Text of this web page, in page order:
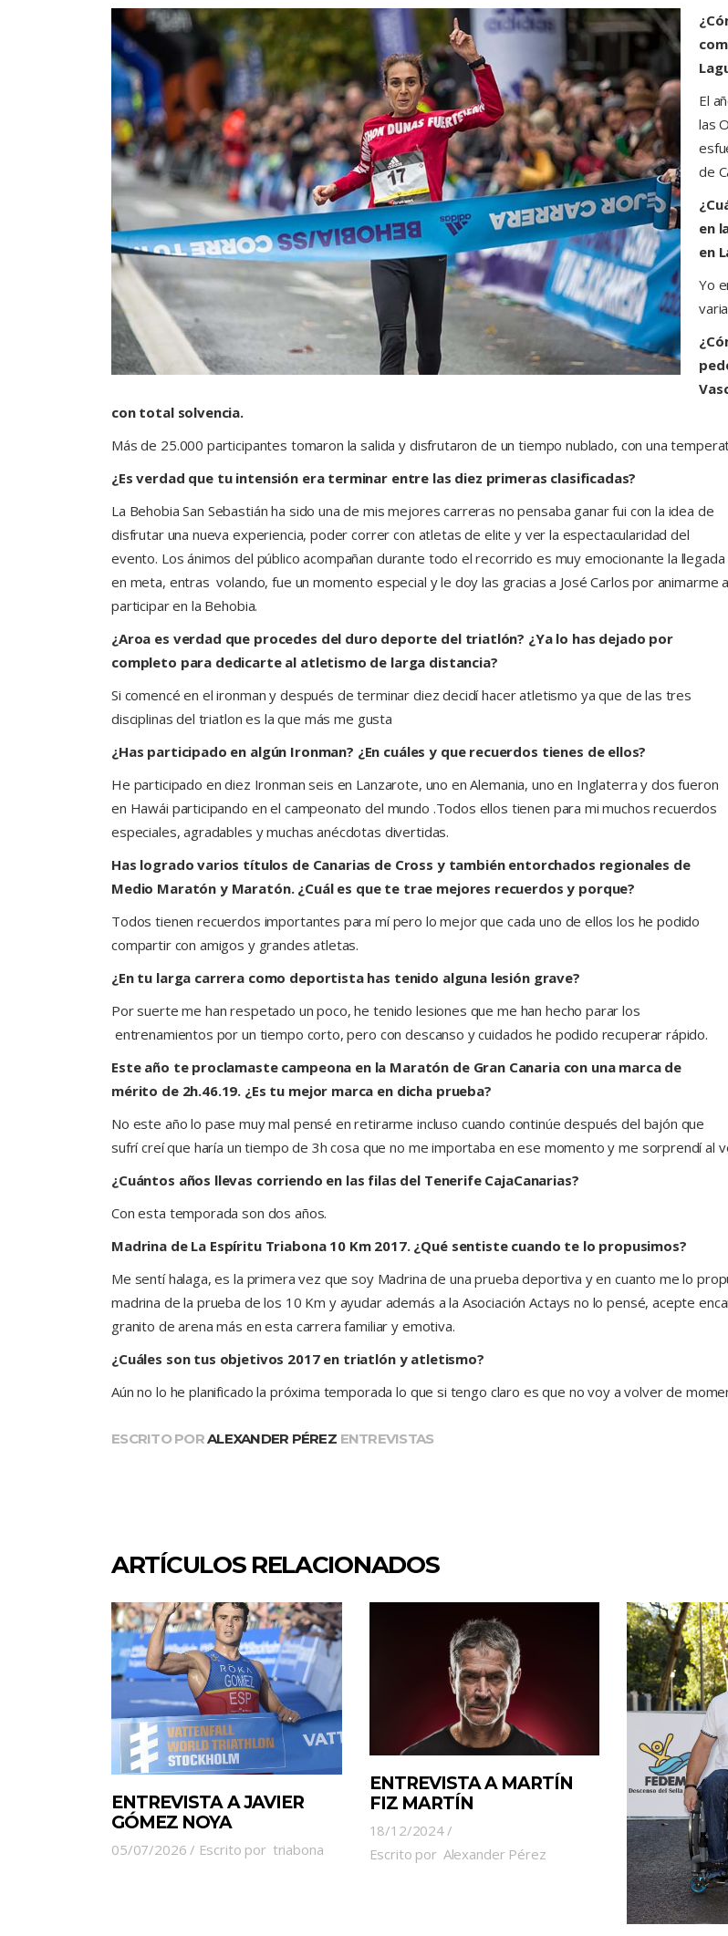
El
las
de
en
en
Yo
con total solvencia.
Más de 25.000 participantes tomaron la salida y disfrutaron de un tiempo nublado, con una
¿Es verdad que tu intensión era terminar entre las diez primeras clasificadas?
La Behobia San Sebastián ha sido una de mis mejores carreras no pensaba ganar fui con la idea de
disfrutar una nueva experiencia, poder correr con atletas de elite y ver la espectacularidad del
evento. Los ánimos del público acompañan durante todo el recorrido es muy emocionante la llegada
en meta, entras volando, fue un momento especial y le doy las gracias a José Carlos por animarme a
participar en la Behobia.
¿Aroa es verdad que procedes del duro deporte del triatlón? ¿Ya lo has dejado por
completo para dedicarte al atletismo de larga distancia?
Si comencé en el ironman y después de terminar diez decidí hacer atletismo ya que de las tres
disciplinas del triatlon es la que más me gusta
¿Has participado en algún Ironman? ¿En cuáles y que recuerdos tienes de ellos?
He participado en diez Ironman seis en Lanzarote, uno en Alemania, uno en Inglaterra y dos fueron
en Hawái participando en el campeonato del mundo .Todos ellos tienen para mi muchos recuerdos
especiales, agradables y muchas anécdotas divertidas.
Has logrado varios títulos de Canarias de Cross y también entorchados regionales de
Medio Maratón y Maratón. ¿Cuál es que te trae mejores recuerdos y porque?
Todos tienen recuerdos importantes para mí pero lo mejor que cada uno de ellos los he podido
compartir con amigos y grandes atletas.
¿En tu larga carrera como deportista has tenido alguna lesión grave?
Por suerte me han respetado un poco, he tenido lesiones que me han hecho parar los
entrenamientos por un tiempo corto, pero con descanso y cuidados he podido recuperar rápido.
Este año te proclamaste campeona en la Maratón de Gran Canaria con una marca de
mérito de 2h.46.19. ¿Es tu mejor marca en dicha prueba?
No este año lo pase muy mal pensé en retirarme incluso cuando continúe después del bajón que
sufrí creí que haría un tiempo de 3h cosa que no me importaba en ese momento y me sorprendí al
¿Cuántos años llevas corriendo en las filas del Tenerife CajaCanarias?
Con esta temporada son dos años.
Madrina de La Espíritu Triabona 10 Km 2017. ¿Qué sentiste cuando te lo propusimos?
Me sentí halaga, es la primera vez que soy Madrina de una prueba deportiva y en cuanto me lo
madrina de la prueba de los 10 Km y ayudar además a la Asociación Actays no lo pensé, acepte
granito de arena más en esta carrera familiar y emotiva.
¿Cuáles son tus objetivos 2017 en triatlón y atletismo?
Aún no lo he planificado la próxima temporada lo que si tengo claro es que no voy a volver de
ESCRITO PORALEXANDER PÉREZ ENTREVISTAS
ARTÍCULOS RELACIONADOS
ENTREVISTA A JAVIER
GÓMEZ NOYA
05/07/2026 Escrito por triabona
ENTREVISTA A MARTÍN
FIZ MARTÍN
18/12/2024
Escrito por Alexander Pérez